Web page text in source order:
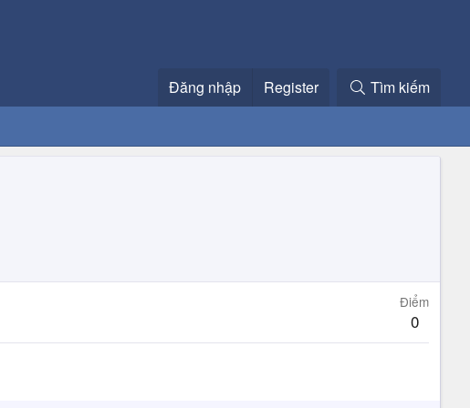
Đăng nhập Register Tìm kiếm
Điểm
0